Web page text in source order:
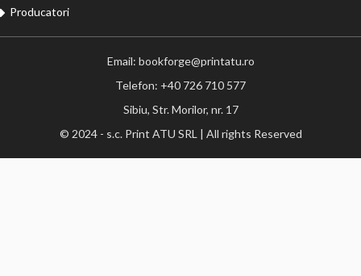
Producatori
Email: bookforge@printatu.ro
Telefon: +40 726 710 577
Sibiu, Str. Morilor, nr. 17
© 2024 - s.c. Print ATU SRL | All rights Reserved